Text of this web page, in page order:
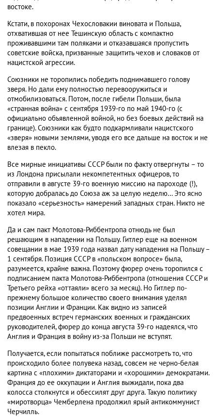
востоке.
Кстати, в похоронах Чехословакии виновата и Польша,
отхватившая от нее Тешинскую область с компактно
проживавшими там поляками и отказавшаяся пропустить
советские войска, призванные защитить чехов и словаков от
нацистской агрессии.
Союзники не торопились победить поднимавшего голову
зверя. Но дали ему полностью перевооружиться и
отмобилизоваться. Потом, после гибели Польши, была
«странная война» с сентября 1939-го по май 1940-го (с
официально объявленной войной, но без боевых действий на
границе). Союзники как будто подкармливали нацистского
«зверя» новыми землями, уводя его все дальше на восток и не
влезая в пекло.
Все мирные инициативы СССР были по факту отвергнуты – то
из Лондона присылали некомпетентных офицеров, то
отправили в августе 39-го военную миссию на пароходе (!),
которую добралась до Союза аж за целую неделю… Это ясно
показало «серьезность» намерений западных стран. Никто не
хотел мира.
Да и сам пакт Молотова-Риббентропа отнюдь не был
решающим в нападении на Польшу. Гитлер еще на военном
совещании в мае 1939 года назвал дату нападения на Польшу –
1 сентября. Позиция СССР в «польском вопросе» была,
разумеется, крайне важна. Поэтому фюрер очень торопился с
подписанием пакта Молотова-Риббентропа (отношения СССР и
Третьего рейха «оттаяли» всего за месяц). Но Гитлер по-
прежнему большое количество своего внимания уделял
позиции Англии и Франции. Как видно из записей
предвоенных встреч германских военных и гражданских
руководителей, фюрер до конца августа 39-го надеялся, что
Англия и Франция в войну из-за Польши не вступят.
Получается, если попытаться поближе рассмотреть то, что
происходило более полувека назад, совсем не черно-белая
картина с «плохими» диктаторами и «хорошими» демократами.
Франция до ее оккупации и Англия выжидали, пока два
колосса столкнутся и обессилят друг друга. Такую политику
«миротворца» Чемберлена продолжил ярый антикоммунист
Черчилль.